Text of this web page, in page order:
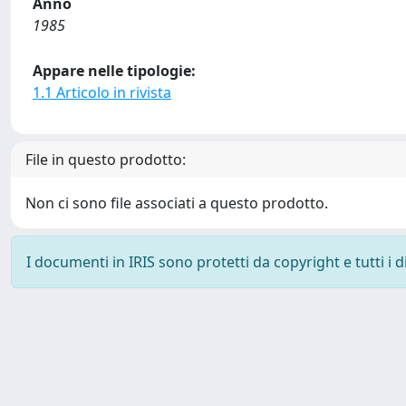
1985
Appare nelle tipologie:
1.1 Articolo in rivista
File in questo prodotto:
Non ci sono file associati a questo prodotto.
I documenti in IRIS sono protetti da copyright e tutti i